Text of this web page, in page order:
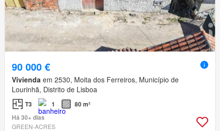
90 000 €
Vivienda em 2530, Moita dos Ferreiros, Município de
Lourinhã, Distrito de Lisboa
T3 1
80 m²
Há 30+ dias
GREEN-ACRES